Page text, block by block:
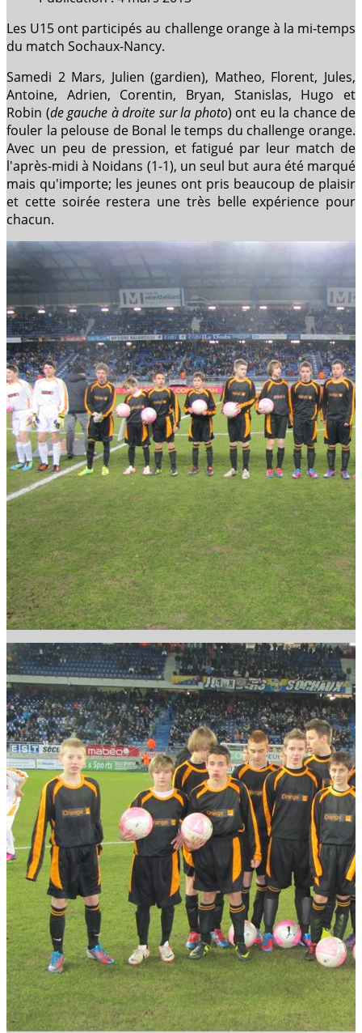
Les U15 ont participés au challenge orange à la mi-temps
du match Sochaux-Nancy.
Samedi 2 Mars, Julien (gardien), Matheo, Florent, Jules,
Antoine, Adrien, Corentin, Bryan, Stanislas, Hugo et
Robin (de gauche à droite sur la photo) ont eu la chance de
fouler la pelouse de Bonal le temps du challenge orange.
Avec un peu de pression, et fatigué par leur match de
l'après-midi à Noidans (1-1), un seul but aura été marqué
mais qu'importe; les jeunes ont pris beaucoup de plaisir
et cette soirée restera une très belle expérience pour
chacun.